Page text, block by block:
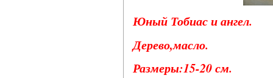
Юный Тобиас и ангел.
Дерево,масло.
Размеры:15-20 см.